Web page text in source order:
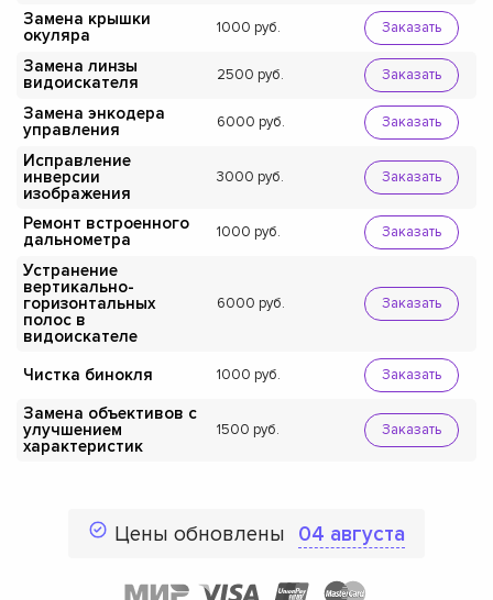
Замена крышки
окуляра
1000 Заказать
Замена линзы
видоискателя
2500 Заказать
Замена энкодера
управления
6000 Заказать
Исправление
инверсии
изображения
3000 Заказать
Ремонт встроенного
дальнометра
1000 Заказать
Устранение
вертикально-
горизонтальных
полос в
видоискателе
6000 Заказать
Чистка бинокля 1000 Заказать
Замена объективов с
улучшением
характеристик
1500 Заказать
Цены обновлены 04 августа